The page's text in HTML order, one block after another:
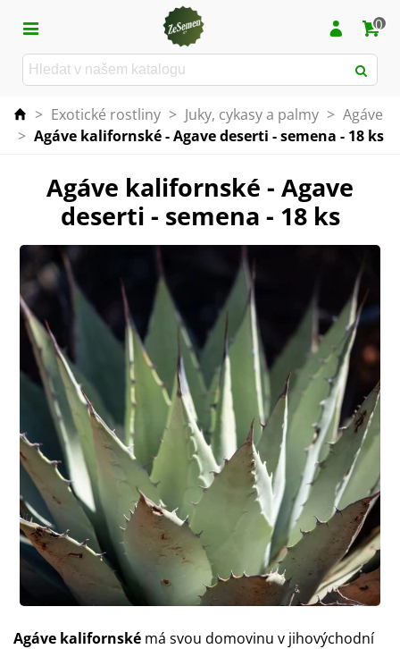
0
> Exotické rostliny > Juky, cykasy a palmy > Agáve
> Agáve kalifornské - Agave deserti - semena - 18 ks
Agáve kalifornské - Agave
deserti - semena - 18 ks
Agáve kalifornské má svou domovinu v jihovýchodní